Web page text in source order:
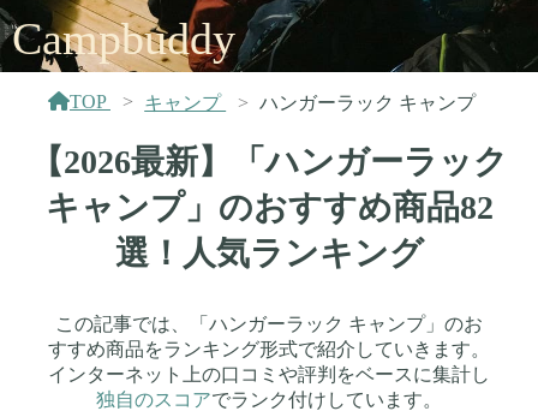
Campbuddy
TOP キャンプ ハンガーラック キャンプ
【2026最新】「ハンガーラック
キャンプ」のおすすめ商品82
選！人気ランキング
この記事では、「ハンガーラック キャンプ」のお
すすめ商品をランキング形式で紹介していきます。
インターネット上の口コミや評判をベースに集計し
独自のスコアでランク付けしています。